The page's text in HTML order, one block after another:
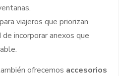
viajeros que priorizan
incorporar anexos que
ofrecemos accesorios